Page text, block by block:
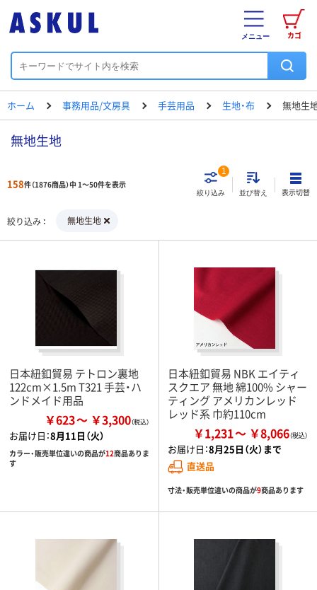
カゴ
メニュー
ホーム 事務用品/文房具 手芸用品 生地・布 無地生
無地生地
158件（1876商品）中 1～50件を表示
絞り込み
1
並び替え 表示切替
絞り込み 無地生地
日本紐釦貿易 テトロン裏地
122cm×1.5m T321 手芸・ハ
ンドメイド用品
￥623 ￥3,300
お届け日：8月11日（火）
カラー・販売単位違いの商品が12商品ありま
す
日本紐釦貿易 NBK エイティ
スクエア 無地 綿100% シャー
ティング アメリカンレッド
レッド系 巾約110cm
￥1,231 ￥8,066
お届け日：8月25日（火）まで
直送品
寸法・販売単位違いの商品が9商品あります